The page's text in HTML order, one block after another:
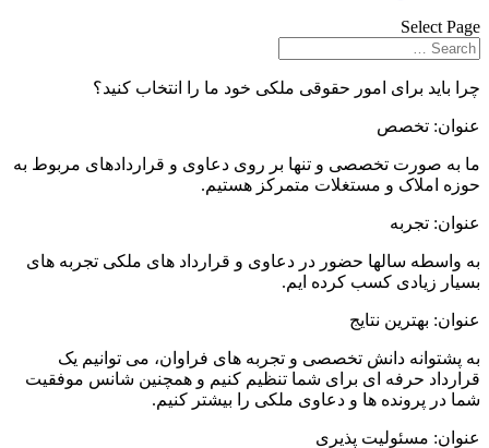
Select Page
چرا باید برای امور حقوقی ملکی خود ما را انتخاب کنید؟
عنوان: تخصص
ما به صورت تخصصی و تنها بر روی دعاوی و قراردادهای مربوط به
حوزه املاک و مستغلات متمرکز هستیم.
عنوان: تجربه
به واسطه سالها حضور در دعاوی و قرارداد های ملکی تجربه های
بسیار زیادی کسب کرده ایم.
عنوان: بهترین نتایج
به پشتوانه دانش تخصصی و تجربه های فراوان، می توانیم یک
قرارداد حرفه ای برای شما تنظیم کنیم و همچنین شانس موفقیت
شما در پرونده ها و دعاوی ملکی را بیشتر کنیم.
عنوان: مسئولیت پذیری